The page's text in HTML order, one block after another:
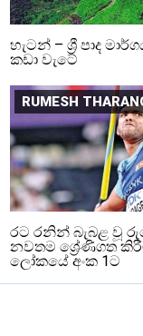
හැටන් – ශ්‍රී පාද
කඩා වැටේ
RUMESH
රට රනින් බැබළ වූ
නවතම ශ්‍රේණිගත
ලෝකයේ අංක 1ට